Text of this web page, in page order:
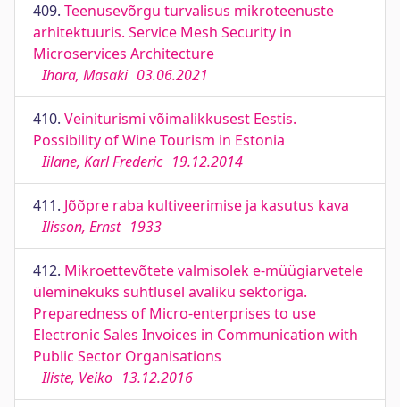
409. Teenusevõrgu turvalisus mikroteenuste
arhitektuuris. Service Mesh Security in
Microservices Architecture
Ihara, Masaki 03.06.2021
410. Veiniturismi võimalikkusest Eestis.
Possibility of Wine Tourism in Estonia
Iilane, Karl Frederic 19.12.2014
411. Jõõpre raba kultiveerimise ja kasutus kava
Ilisson, Ernst 1933
412. Mikroettevõtete valmisolek e-müügiarvetele
üleminekuks suhtlusel avaliku sektoriga.
Preparedness of Micro-enterprises to use
Electronic Sales Invoices in Communication with
Public Sector Organisations
Iliste, Veiko 13.12.2016